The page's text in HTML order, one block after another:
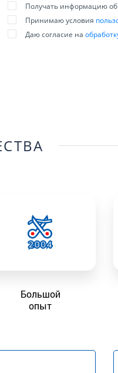
Получать информацию
Принимаю условия
Даю согласие на
Большой
опыт